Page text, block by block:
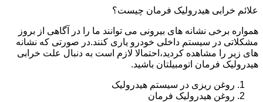
علائم خرابی هیدرولیک فرمان چیست؟
همواره برخی نشانه های بیرونی می توانند ما را در آگاهی از بروز
مشکلاتی در سیستم داخلی خودرو یاری کنند.در صورتی که نشانه
های زیر را مشاهده کردید،احتمالا لازم است به دنبال علت خرابی
هیدرولیک فرمان اتومبیلتان باشید.
روغن ریزی در سیستم هیدرولیک
روغن هیدرولیک فرمان